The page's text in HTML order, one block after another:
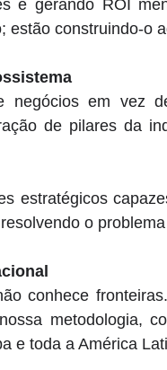
e gerando ROI
estão construindo-o
negócios em vez
de pilares da
estratégicos
o
conhece
metodologia,
e toda a América